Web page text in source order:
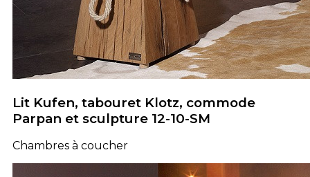
Lit Kufen, tabouret Klotz, commode
Parpan et sculpture 12-10-SM
Chambres à coucher